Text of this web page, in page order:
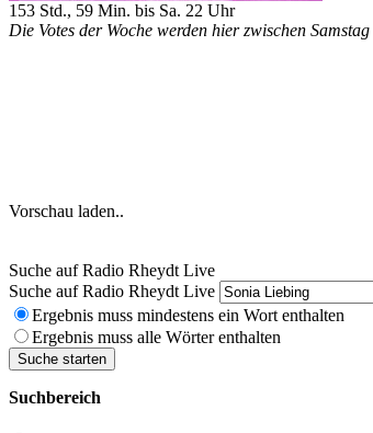
153 Std., 59 Min. bis Sa. 22 Uhr
Die Votes der Woche werden hier zwischen Samstag
Vorschau laden..
Suche auf Radio Rheydt Live
Suche auf Radio Rheydt Live
Ergebnis muss mindestens ein Wort enthalten
Ergebnis muss alle Wörter enthalten
Suche starten
Suchbereich